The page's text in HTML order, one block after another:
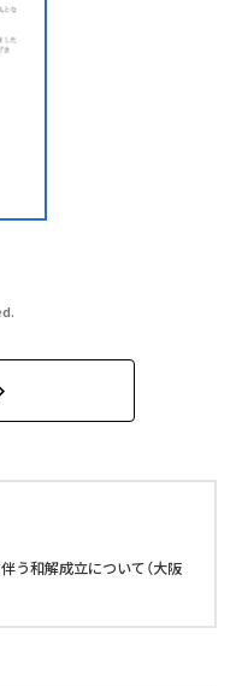
う和解成立について（大阪